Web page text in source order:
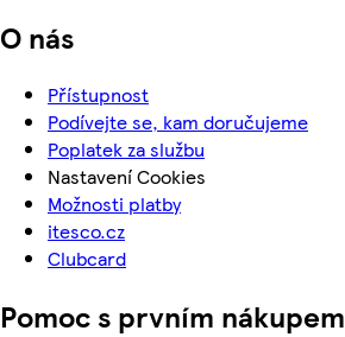
O nás
Přístupnost
Podívejte se, kam doručujeme
Poplatek za službu
Nastavení Cookies
Možnosti platby
itesco.cz
Clubcard
Pomoc s prvním nákupem